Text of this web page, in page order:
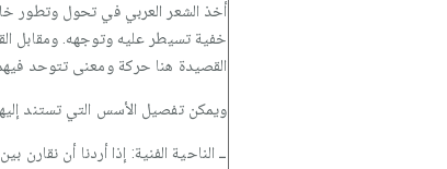
أخذ الشعر العربي في تحول وتطور
خفية تسيطر عليه وتوجهه. ومقابل
القصيدة هنا حركة ومعنى تتوحد فيهما
ويمكن تفصيل الأسس التي تستند
ــ الناحية الفنية: إذا أردنا أن